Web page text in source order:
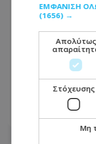
Ένα σφηνάκι
2 εβδομάδες –
αποτελέσματα
ΕΜΦΆΝΙΣΗ
(1656) →
Απολύτως
Στόχευσης
Μη